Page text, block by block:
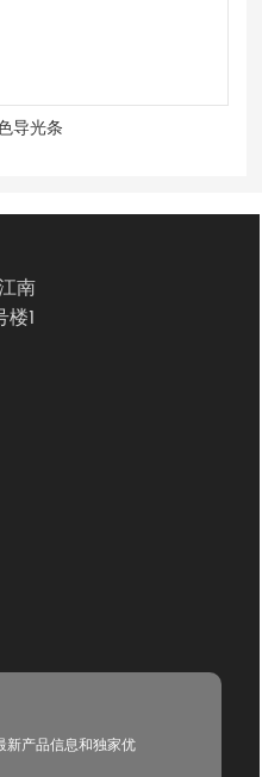
导光条
南
1
新产品信息和独家优